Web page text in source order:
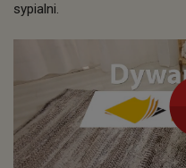
sypialni.